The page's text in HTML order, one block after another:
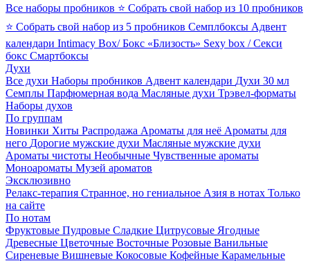
Все наборы пробников ⭐ Собрать свой набор из 10 пробников
⭐ Собрать свой набор из 5 пробников Семплбоксы Адвент
календари Intimacy Box/ Бокс «Близость» Sexy box / Секси
бокс Смартбоксы
Духи
Все духи Наборы пробников Адвент календари Духи 30 мл
Семплы Парфюмерная вода Масляные духи Трэвел-форматы
Наборы духов
По группам
Новинки Хиты Распродажа Ароматы для неё Ароматы для
него Дорогие мужские духи Масляные мужские духи
Ароматы чистоты Необычные Чувственные ароматы
Моноароматы Музей ароматов
Эксклюзивно
Релакс-терапия Странное, но гениальное Азия в нотах Только
на сайте
По нотам
Фруктовые Пудровые Сладкие Цитрусовые Ягодные
Древесные Цветочные Восточные Розовые Ванильные
Сиреневые Вишневые Кокосовые Кофейные Карамельные